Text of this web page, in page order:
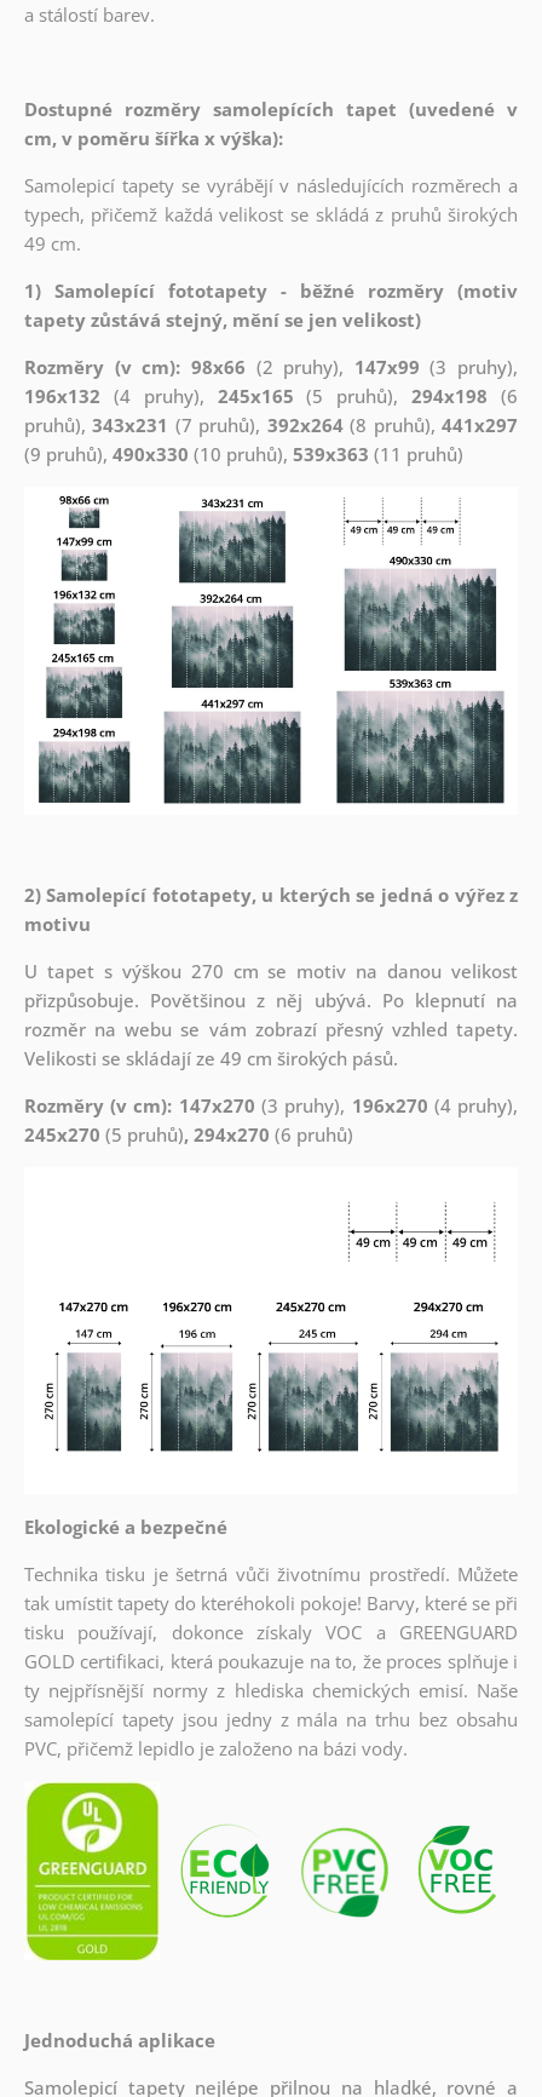
a stálostí barev.
Dostupné rozměry samolepících tapet (uvedené v
cm, v poměru šířka x výška):
Samolepicí tapety se vyrábějí v následujících rozměrech a
typech, přičemž každá velikost se skládá z pruhů širokých
49 cm.
1) Samolepící fototapety - běžné rozměry (motiv
tapety zůstává stejný, mění se jen velikost)
Rozměry (v cm): 98x66 (2 pruhy), 147x99 (3 pruhy),
196x132 (4 pruhy), 245x165 (5 pruhů),294x198 (6
pruhů),343x231 (7 pruhů), 392x264(8 pruhů),441x297
(9 pruhů), 490x330 (10 pruhů), 539x363 (11 pruhů)
2) Samolepící fototapety, u kterých se jedná o výřez z
motivu
U tapet s výškou 270 cm se motiv na danou velikost
přizpůsobuje. Povětšinou z něj ubývá. Po klepnutí na
rozměr na webu se vám zobrazí přesný vzhled tapety.
Velikosti se skládají ze 49 cm širokých pásů.
Rozměry (v cm): 147x270 (3 pruhy), 196x270 (4 pruhy),
245x270 (5 pruhů), 294x270 (6 pruhů)
Ekologické a bezpečné
Technika tisku je šetrná vůči životnímu prostředí. Můžete
tak umístit tapety do kteréhokoli pokoje! Barvy, které se při
tisku používají, dokonce získaly VOC a GREENGUARD
GOLD certifikaci, která poukazuje na to, že proces splňuje i
ty nejpřísnější normy z hlediska chemických emisí. Naše
samolepící tapety jsou jedny z mála na trhu bez obsahu
PVC, přičemž lepidlo je založeno na bázi vody.
Jednoduchá aplikace
Samolepicí tapety nejlépe přilnou na hladké, rovné a